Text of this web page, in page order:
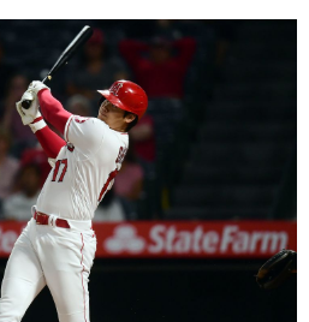
official SNS